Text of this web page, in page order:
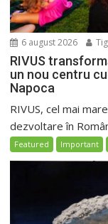
6 august 2026
RIVUS
un nou centru
Napoca
RIVUS, cel mai
dezvoltare în
Featured Important